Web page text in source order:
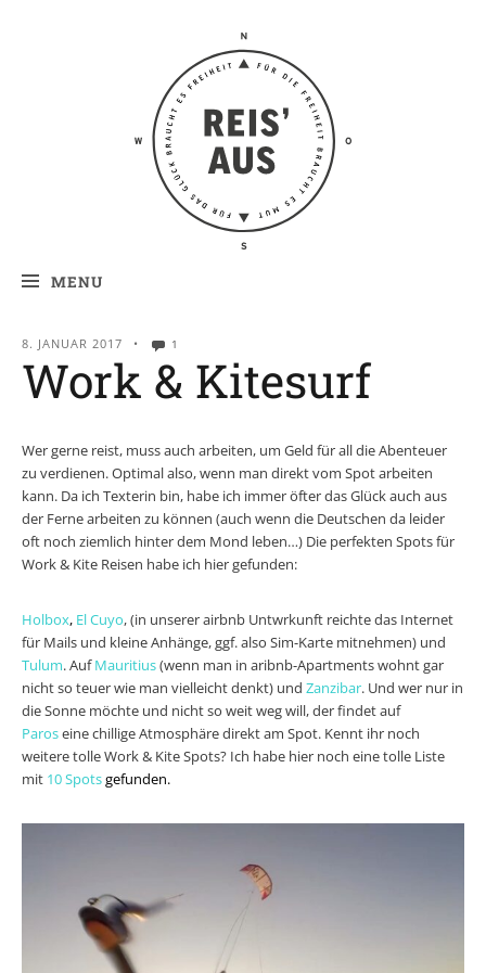
Reis' aus –
Reiseblog
MENU
8. JANUAR 2017 • 1
Work & Kitesurf
Wer gerne reist, muss auch arbeiten, um Geld für all die Abenteuer
zu verdienen. Optimal also, wenn man direkt vom Spot arbeiten
kann. Da ich Texterin bin, habe ich immer öfter das Glück auch aus
der Ferne arbeiten zu können (auch wenn die Deutschen da leider
oft noch ziemlich hinter dem Mond leben…) Die perfekten Spots für
Work & Kite Reisen habe ich hier gefunden:
Holbox, El Cuyo, (in unserer airbnb Untwrkunft reichte das Internet
für Mails und kleine Anhänge, ggf. also Sim-Karte mitnehmen) und
Tulum. AufMauritius(wenn man in aribnb-Apartments wohnt gar
nicht so teuer wie man vielleicht denkt) und Zanzibar. Und wer nur in
die Sonne möchte und nicht so weit weg will, der findet auf
Paroseine chillige Atmosphäre direkt am Spot. Kennt ihr noch
weitere tolle Work & Kite Spots? Ich habe hier noch eine tolle Liste
mit 10 Spotsgefunden.